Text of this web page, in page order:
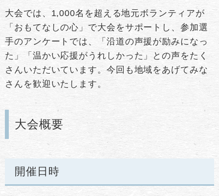
大会では、1,000名を超える地元ボランティアが
「おもてなしの心」で大会をサポートし、参加選
手のアンケートでは、「沿道の声援が励みになっ
た」「温かい応援がうれしかった」との声をたく
さんいただいています。今回も地域をあげてみな
さんを歓迎いたします。
大会概要
開催日時